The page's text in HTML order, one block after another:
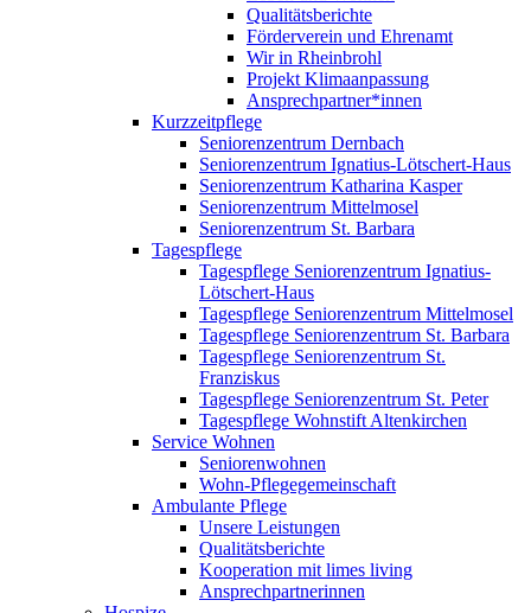
Qualitätsberichte
Förderverein und Ehrenamt
Wir in Rheinbrohl
Projekt Klimaanpassung
Ansprechpartner*innen
Kurzzeitpflege
Seniorenzentrum Dernbach
Seniorenzentrum Ignatius-Lötschert-Haus
Seniorenzentrum Katharina Kasper
Seniorenzentrum Mittelmosel
Seniorenzentrum St. Barbara
Tagespflege
Tagespflege Seniorenzentrum Ignatius-
Lötschert-Haus
Tagespflege Seniorenzentrum Mittelmosel
Tagespflege Seniorenzentrum St. Barbara
Tagespflege Seniorenzentrum St.
Franziskus
Tagespflege Seniorenzentrum St. Peter
Tagespflege Wohnstift Altenkirchen
Service Wohnen
Seniorenwohnen
Wohn-Pflegegemeinschaft
Ambulante Pflege
Unsere Leistungen
Qualitätsberichte
Kooperation mit limes living
Ansprechpartnerinnen